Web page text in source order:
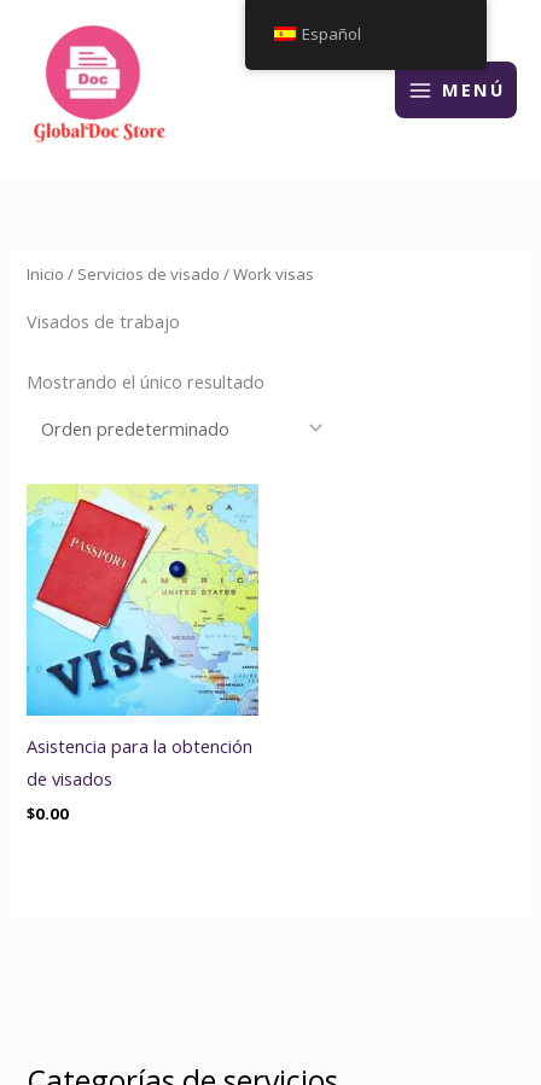
contenido
MENÚ
Inicio / Servicios de visado / Work visas
Visados de trabajo
Mostrando el único resultado
Asistencia para la obtención
de visados
$0.00
Español